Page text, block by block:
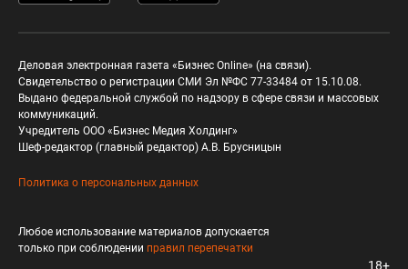
Деловая электронная газета «Бизнес Online» (на связи).
Свидетельство о регистрации СМИ Эл №ФС 77-33484 от 15.10.08.
Выдано федеральной службой по надзору в сфере связи и массовых
коммуникаций.
Учредитель ООО «Бизнес Медия Холдинг»
Шеф-редактор (главный редактор) А.В. Брусницын
Политика о персональных данных
Любое использование материалов допускается
только при соблюдении правил перепечатки
18+